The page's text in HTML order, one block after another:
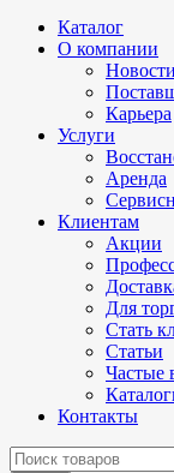
Каталог
О компании
Новости
Карьера
Услуги
Аренда
Клиентам
Акции
Для
Стать
Статьи
Частые
Контакты